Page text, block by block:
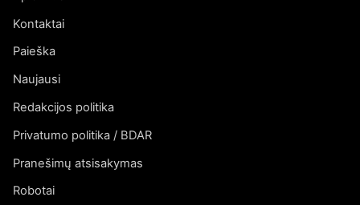
Kontaktai
Paieška
Naujausi
Redakcijos politika
Privatumo politika / BDAR
Pranešimų atsisakymas
Robotai